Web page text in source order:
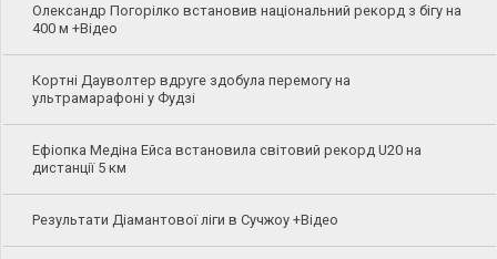
Олександр Погорілко встановив національний рекорд з бігу на
400 м +Відео
Кортні Дауволтер вдруге здобула перемогу на
ультрамарафоні у Фудзі
Ефіопка Медіна Ейса встановила світовий рекорд U20 на
дистанції 5 км
Результати Діамантової ліги в Сучжоу +Відео